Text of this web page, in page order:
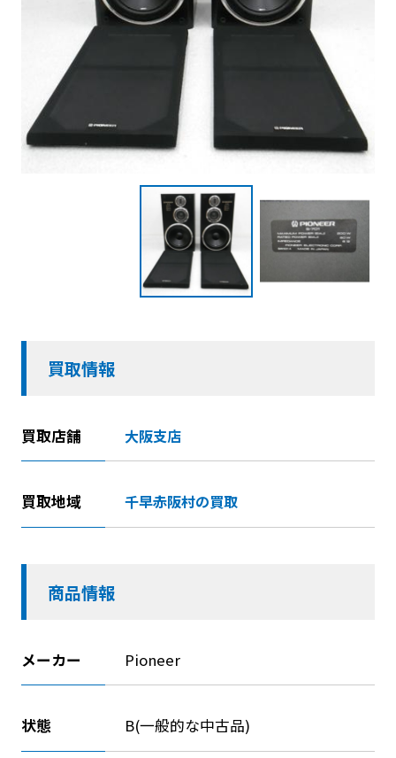
買取情報
買取店舗 大阪支店
買取地域 千早赤阪村の買取
商品情報
メーカー Pioneer
状態 B(一般的な中古品)